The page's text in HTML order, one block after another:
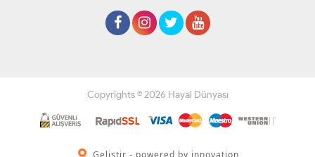
Copyrights © 2026 Hayal Dünyası
Geliştir - powered by innovation